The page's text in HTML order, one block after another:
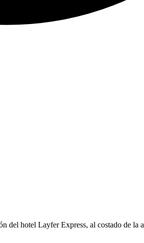
del hotel Layfer Express, al costado de